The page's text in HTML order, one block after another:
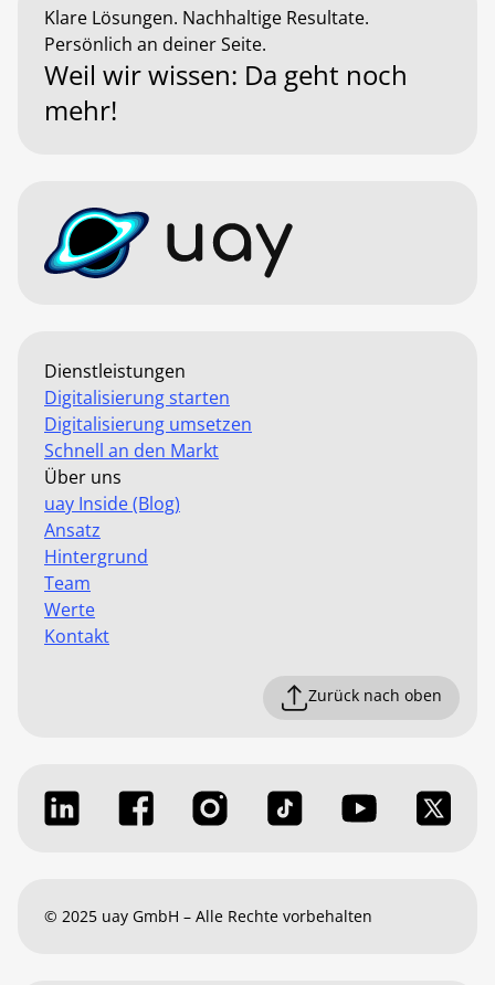
Klare Lösungen. Nachhaltige Resultate.
Persönlich an deiner Seite.
Weil wir wissen: Da geht noch
mehr!
Dienstleistungen
Digitalisierung starten
Digitalisierung umsetzen
Schnell an den Markt
Über uns
uay Inside (Blog)
Ansatz
Hintergrund
Team
Werte
Kontakt
Zurück nach oben
© 2025 uay GmbH – Alle Rechte vorbehalten